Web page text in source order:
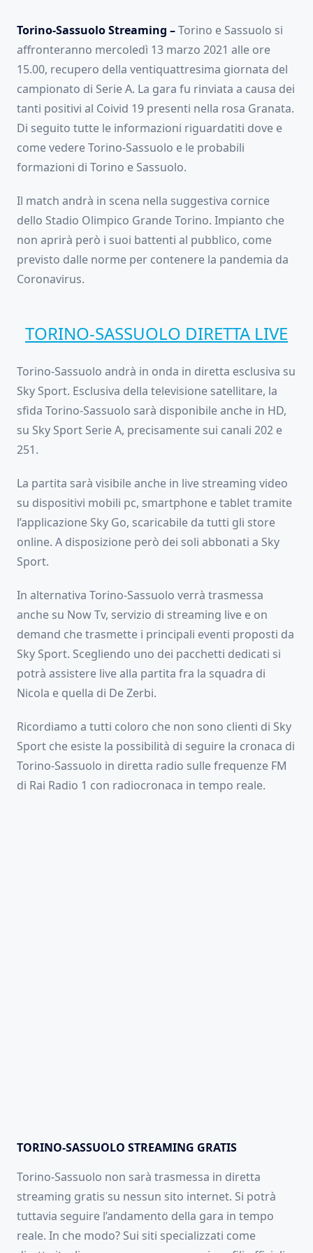
Torino-Sassuolo Streaming –Torino e Sassuolo si
affronteranno mercoledì 13 marzo 2021 alle ore
15.00, recupero della ventiquattresima giornata del
campionato di Serie A. La gara fu rinviata a causa dei
tanti positivi al Coivid 19 presenti nella rosa Granata.
Di seguito tutte le informazioni riguardatiti dove e
come vedere Torino-Sassuolo e le probabili
formazioni di Torino e Sassuolo.
Il match andrà in scena nella suggestiva cornice
dello Stadio Olimpico Grande Torino. Impianto che
non aprirà però i suoi battenti al pubblico, come
previsto dalle norme per contenere la pandemia da
Coronavirus.
TORINO-SASSUOLO DIRETTA LIVE
Torino-Sassuolo andrà in onda in diretta esclusiva su
Sky Sport. Esclusiva della televisione satellitare, la
sfida Torino-Sassuolo sarà disponibile anche in HD,
su Sky Sport Serie A, precisamente sui canali 202 e
251.
La partita sarà visibile anche in live streaming video
su dispositivi mobili pc, smartphone e tablet tramite
l’applicazione Sky Go, scaricabile da tutti gli store
online. A disposizione però dei soli abbonati a Sky
Sport.
In alternativa Torino-Sassuolo verrà trasmessa
anche su Now Tv, servizio di streaming live e on
demand che trasmette i principali eventi proposti da
Sky Sport. Scegliendo uno dei pacchetti dedicati si
potrà assistere live alla partita fra la squadra di
Nicola e quella di De Zerbi.
Ricordiamo a tutti coloro che non sono clienti di Sky
Sport che esiste la possibilità di seguire la cronaca di
Torino-Sassuolo in diretta radio sulle frequenze FM
di Rai Radio 1 con radiocronaca in tempo reale.
TORINO-SASSUOLO STREAMING GRATIS
Torino-Sassuolo non sarà trasmessa in diretta
streaming gratis su nessun sito internet. Si potrà
tuttavia seguire l’andamento della gara in tempo
reale. In che modo? Sui siti specializzati come